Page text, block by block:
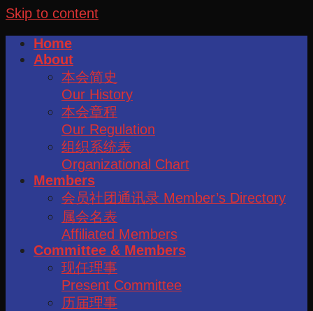
Skip to content
Home
About
本会简史
Our History
本会章程
Our Regulation
组织系统表
Organizational Chart
Members
会员社团通讯录 Member’s Directory
属会名表
Affiliated Members
Committee & Members
现任理事
Present Committee
历届理事